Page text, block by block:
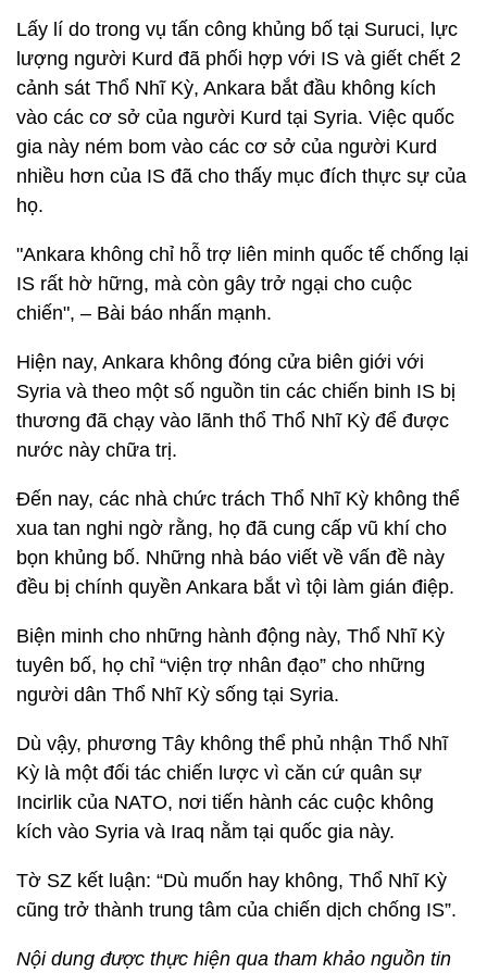
Lấy lí do trong vụ tấn công khủng bố tại Suruci, lực
lượng người Kurd đã phối hợp với IS và giết chết 2
cảnh sát Thổ Nhĩ Kỳ, Ankara bắt đầu không kích
vào các cơ sở của người Kurd tại Syria. Việc quốc
gia này ném bom vào các cơ sở của người Kurd
nhiều hơn của IS đã cho thấy mục đích thực sự của
họ.
"Ankara không chỉ hỗ trợ liên minh quốc tế chống lại
IS rất hờ hững, mà còn gây trở ngại cho cuộc
chiến", – Bài báo nhấn mạnh.
Hiện nay, Ankara không đóng cửa biên giới với
Syria và theo một số nguồn tin các chiến binh IS bị
thương đã chạy vào lãnh thổ Thổ Nhĩ Kỳ để được
nước này chữa trị.
Đến nay, các nhà chức trách Thổ Nhĩ Kỳ không thể
xua tan nghi ngờ rằng, họ đã cung cấp vũ khí cho
bọn khủng bố. Những nhà báo viết về vấn đề này
đều bị chính quyền Ankara bắt vì tội làm gián điệp.
Biện minh cho những hành động này, Thổ Nhĩ Kỳ
tuyên bố, họ chỉ “viện trợ nhân đạo” cho những
người dân Thổ Nhĩ Kỳ sống tại Syria.
Dù vậy, phương Tây không thể phủ nhận Thổ Nhĩ
Kỳ là một đối tác chiến lược vì căn cứ quân sự
Incirlik của NATO, nơi tiến hành các cuộc không
kích vào Syria và Iraq nằm tại quốc gia này.
Tờ SZ kết luận: “Dù muốn hay không, Thổ Nhĩ Kỳ
cũng trở thành trung tâm của chiến dịch chống IS”.
Nội dung được thực hiện qua tham khảo nguồn tin